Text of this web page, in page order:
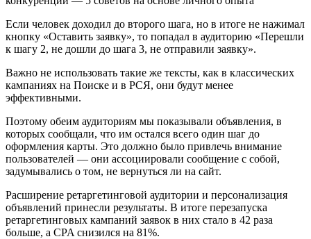
Если человек доходил до второго шага, но в итоге не нажимал
кнопку «Оставить заявку», то попадал в аудиторию «Перешли
к шагу 2, не дошли до шага 3, не отправили заявку».
Важно не использовать такие же тексты, как в классических
кампаниях на Поиске и в РСЯ, они будут менее
эффективными.
Поэтому обеим аудиториям мы показывали объявления, в
которых сообщали, что им остался всего один шаг до
оформления карты. Это должно было привлечь внимание
пользователей — они ассоциировали сообщение с собой,
задумывались о том, не вернуться ли на сайт.
Расширение ретаргетинговой аудитории и персонализация
объявлений принесли результаты. В итоге перезапуска
ретаргетинговых кампаний заявок в них стало в 42 раза
больше, а CPA снизился на 81%.